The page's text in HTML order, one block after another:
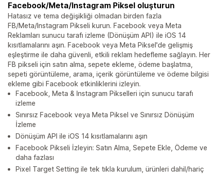
Facebook/Meta/Instagram Piksel oluşturun
Hatasız ve tema değişikliği olmadan birden fazla
FB/Meta/Instagram Pikseli kurun. Facebook veya Meta
Reklamları sunucu tarafı izleme (Dönüşüm API) ile iOS 14
kısıtlamalarını aşın. Facebook veya Meta Piksel'de gelişmiş
eşleştirme ile daha güvenli, etkili reklam hedefleme sağlayın. Her
FB pikseli için satın alma, sepete ekleme, ödeme başlatma,
sepeti görüntüleme, arama, içerik görüntüleme ve ödeme bilgisi
ekleme gibi Facebook etkinliklerini izleyin.
Facebook, Meta & Instagram Pikselleri için sunucu tarafı
izleme
Sınırsız Facebook veya Meta Piksel ve Sınırsız Dönüşüm
İzleme
Dönüşüm API ile iOS 14 kısıtlamalarını aşın
Facebook Pikseli İzleyin: Satın Alma, Sepete Ekle, Ödeme ve
daha fazlası
Pixel Target Setting ile tek tıkla kurulum, ürünleri dahil/hariç